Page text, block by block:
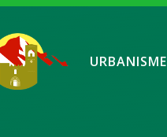
URBANISME